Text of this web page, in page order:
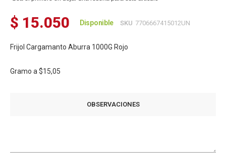
$ 15.050 Disponible SKU 7706667415012UN
Frijol Cargamanto Aburra 1000G Rojo
Gramo a $15,05
OBSERVACIONES